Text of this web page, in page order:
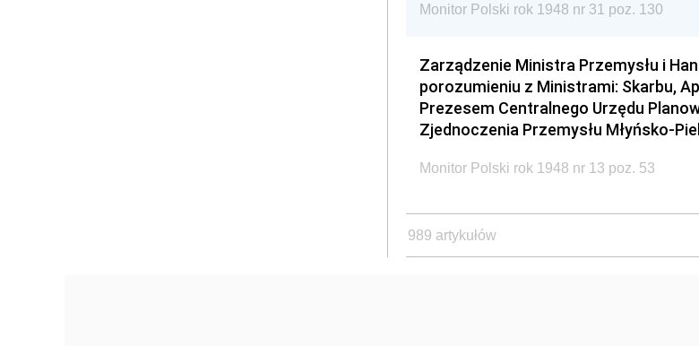
Monitor Polski rok 1948 nr 31 poz. 130
Zarządzenie Ministra Przemysłu i
porozumieniu z Ministrami: Skarbu,
Prezesem Centralnego Urzędu
Zjednoczenia Przemysłu Młyńsko-
Monitor Polski rok 1948 nr 13 poz. 53
989 artykułów